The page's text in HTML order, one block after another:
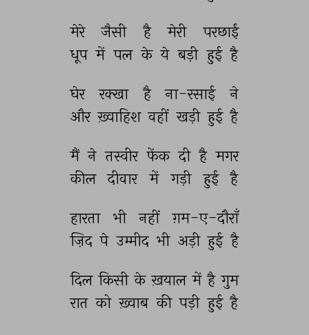
मेरे जैसी है मेरी
परछाईं
धूप में पल के ये बड़ी हुई है
घेर रक्खा है ना-रसाई
ने
और ख़्वाहिश वहीं खड़ी हुई है
मैं ने तस्वीर फेंक दी है मगर
कील दीवार में गड़ी हुई है
हारता भी नहीं
ग़म-ए-दौराँ
ज़िद पे उम्मीद भी अड़ी हुई है
दिल किसी के ख़याल में है गुम
रात को ख़्वाब की पड़ी हुई है